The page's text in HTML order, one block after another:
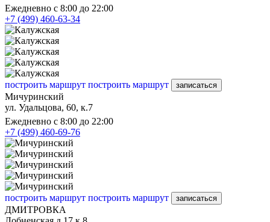
Ежедневно с 8:00 до 22:00
+7 (499) 460-63-34
построить маршрут построить маршрут записаться
Мичуринский
ул. Удальцова, 60, к.7
Ежедневно с 8:00 до 22:00
+7 (499) 460-69-76
построить маршрут построить маршрут записаться
ДМИТРОВКА